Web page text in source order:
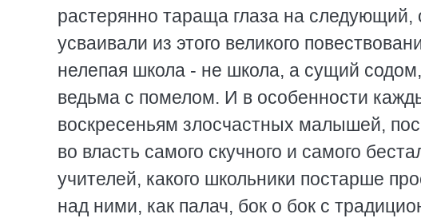
растерянно тараща глаза на
усваивали из этого великого
нелепая школа - не школа, а сущий
ведьма с помелом. И в особенности
воскресеньям злосчастных малышей,
во власть самого скучного и самого
учителей, какого школьники постарше
над ними, как палач, бок о бок с